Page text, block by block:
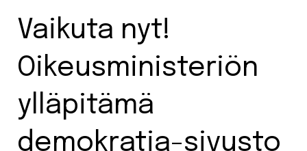
Vaikuta nyt!
Oikeusministeriön
ylläpitämä
demokratia-sivusto